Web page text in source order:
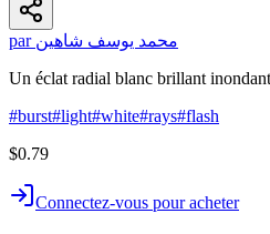
par محمد يوسف شاهين
Un éclat radial blanc brillant
#burst#light#white#rays#flash
$0.79
Connectez-vous pour acheter